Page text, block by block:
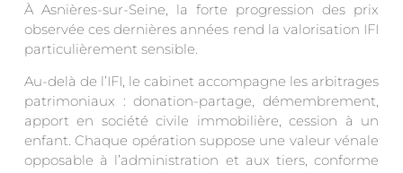
À Asnières-sur-Seine, la forte progression des prix
observée ces dernières années rend la valorisation IFI
particulièrement sensible.
Au-delà de l’IFI, le cabinet accompagne les arbitrages
patrimoniaux : donation-partage, démembrement,
apport en société civile immobilière, cession à un
enfant. Chaque opération suppose une valeur vénale
opposable à l’administration et aux tiers, conforme